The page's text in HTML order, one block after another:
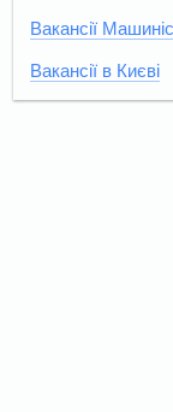
Вакансії
Вакансії в Києві